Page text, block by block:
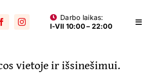
Darbo laikas:
I-VII 10:00 – 22:00
Su mėsa
vietoje ir išsinešimui.